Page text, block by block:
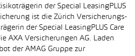
der Special LeasingPLUS
ist die Zürich Versicherungs-
der Special LeasingPLUS Care
AXA Versicherungen AG. Laden
der AMAG Gruppe zur